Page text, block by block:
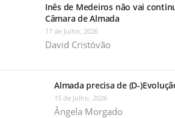
Inês de Medeiros não vai
Câmara de Almada
17 de Julho, 2026
David Cristóvão
Almada precisa de (D-
15 de Julho, 2026
Ângela Morgado